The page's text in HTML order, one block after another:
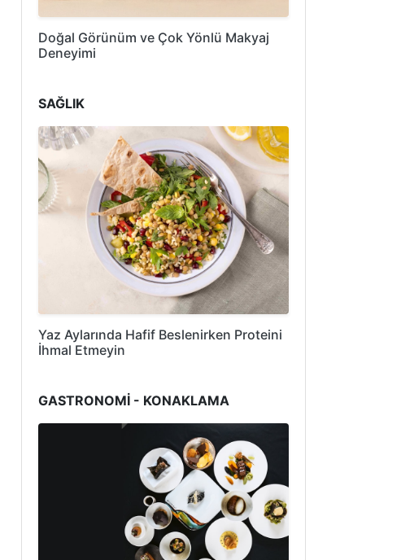
Doğal Görünüm ve Çok Yönlü Makyaj
Deneyimi
SAĞLIK
Yaz Aylarında Hafif Beslenirken Proteini
İhmal Etmeyin
GASTRONOMİ - KONAKLAMA